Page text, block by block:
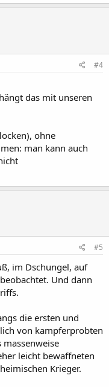
#4
das mit unseren
ohne
man kann auch
#5
im Dschungel, auf
Und dann
die ersten und
von kampferprobten
leicht bewaffneten
Krieger.